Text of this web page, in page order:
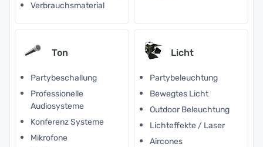
Verbrauchsmaterial
Ton
Partybeschallung
Professionelle
Audiosysteme
Konferenz Systeme
Mikrofone
Licht
Partybeleuchtung
Bewegtes Licht
Outdoor Beleuchtung
Lichteffekte / Laser
Aircones